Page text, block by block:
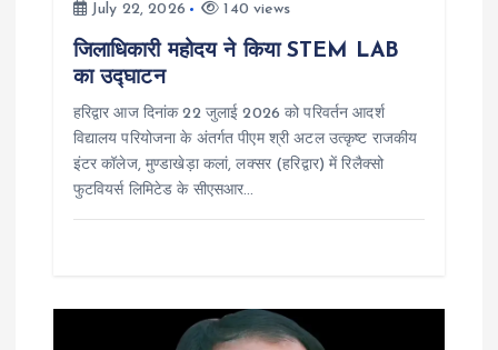
July 22, 2026
140 views
जिलाधिकारी महोदय ने किया STEM LAB
का उद्घाटन
हरिद्वार आज दिनांक 22 जुलाई 2026 को परिवर्तन आदर्श
विद्यालय परियोजना के अंतर्गत पीएम श्री अटल उत्कृष्ट राजकीय
इंटर कॉलेज, मुण्डाखेड़ा कलां, लक्सर (हरिद्वार) में रिलैक्सो
फुटवियर्स लिमिटेड के सीएसआर…